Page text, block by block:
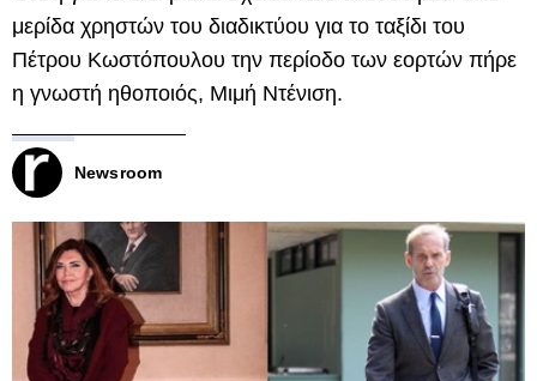
μερίδα χρηστών του διαδικτύου για το ταξίδι του
Πέτρου Κωστόπουλου την περίοδο των εορτών πήρε
η γνωστή ηθοποιός, Μιμή Ντένιση.
Newsroom